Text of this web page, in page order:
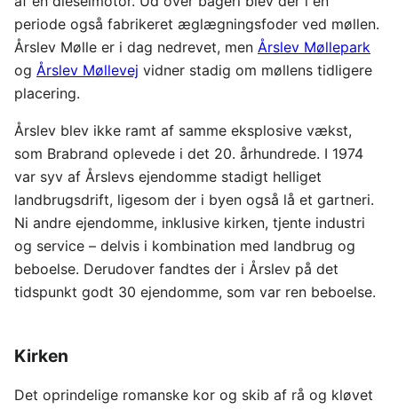
periode også fabrikeret æglægningsfoder ved møllen.
Årslev Mølle er i dag nedrevet, men Årslev Møllepark
og Årslev Møllevej vidner stadig om møllens tidligere
placering.
Årslev blev ikke ramt af samme eksplosive vækst,
som Brabrand oplevede i det 20. århundrede. I 1974
var syv af Årslevs ejendomme stadigt helliget
landbrugsdrift, ligesom der i byen også lå et gartneri.
Ni andre ejendomme, inklusive kirken, tjente industri
og service – delvis i kombination med landbrug og
beboelse. Derudover fandtes der i Årslev på det
tidspunkt godt 30 ejendomme, som var ren beboelse.
Kirken
Det oprindelige romanske kor og skib af rå og kløvet